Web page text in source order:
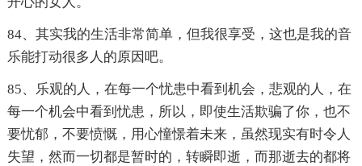
84、其实我的生活非常简单，但我很享受，这也是我的音
乐能打动很多人的原因吧。
85、乐观的人，在每一个忧患中看到机会，悲观的人，在
每一个机会中看到忧患，所以，即使生活欺骗了你，也不
要忧郁，不要愤慨，用心憧憬着未来，虽然现实有时令人
失望，然而一切都是暂时的，转瞬即逝，而那逝去的都将